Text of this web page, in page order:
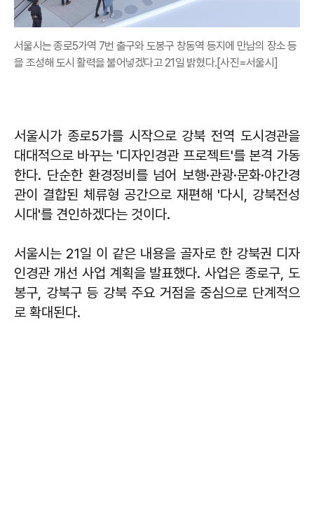
서울시는 종로5가역 7번 출구와 도봉구 창동역 등지에 만남의 장소 등
을 조성해 도시 활력을 불어넣겠다고 21일 밝혔다.[사진=서울시]
서울시가 종로5가를 시작으로 강북 전역 도시경관을
대대적으로 바꾸는 '디자인경관 프로젝트'를 본격 가동
한다. 단순한 환경정비를 넘어 보행·관광·문화·야간경
관이 결합된 체류형 공간으로 재편해 '다시, 강북전성
시대'를 견인하겠다는 것이다.
서울시는 21일 이 같은 내용을 골자로 한 강북권 디자
인경관 개선 사업 계획을 발표했다. 사업은 종로구, 도
봉구, 강북구 등 강북 주요 거점을 중심으로 단계적으
로 확대된다.